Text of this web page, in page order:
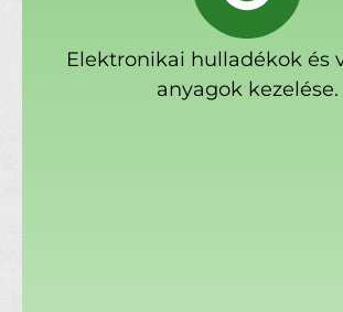
Elektronikai hulladékok és
anyagok kezelése.